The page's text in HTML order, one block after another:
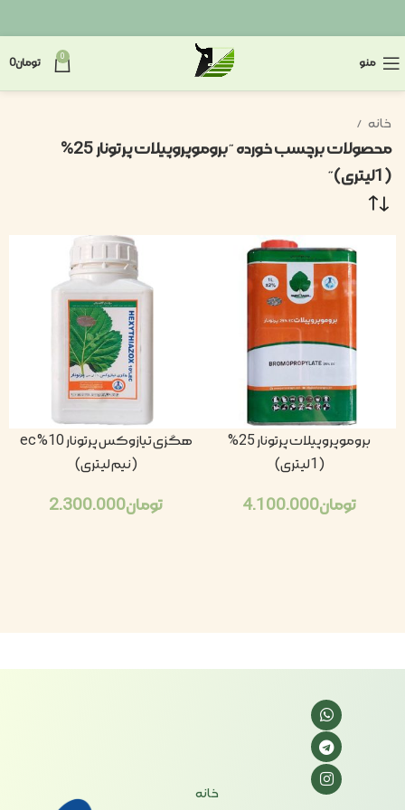
منو 0 تومان0
خانه
محصولات برچسب خورده “بروموپروپیلات پرتونار 25%
(1لیتری)”
بروموپروپیلات پرتونار 25%
(1لیتری)
تومان4.100.000
هگزی تیازوکس پرتونار 10% ec
(نیم لیتری)
تومان2.300.000
خانه